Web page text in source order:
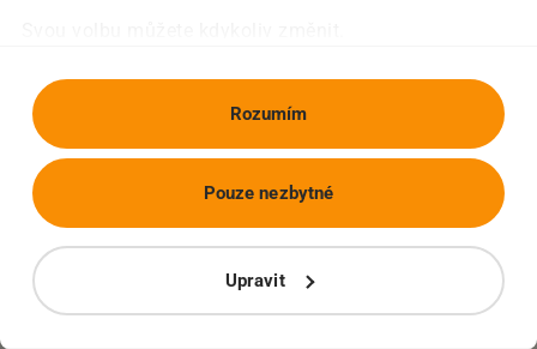
Rozumím
Upravit
Pouze nezbytné